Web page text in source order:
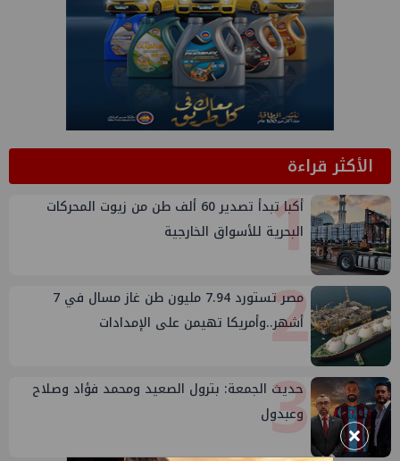
الأكثر قراءة1
أكبا تبدأ تصدير 60 ألف طن من زيوت المحركات
البحرية للأسواق الخارجية
2
مصر تستورد 7.94 مليون طن غاز مسال في 7
أشهر..وأمريكا تهيمن على الإمدادات
3
حديث الجمعة: بترول الصعيد ومحمد فؤاد وصلاح
وعبدول
×